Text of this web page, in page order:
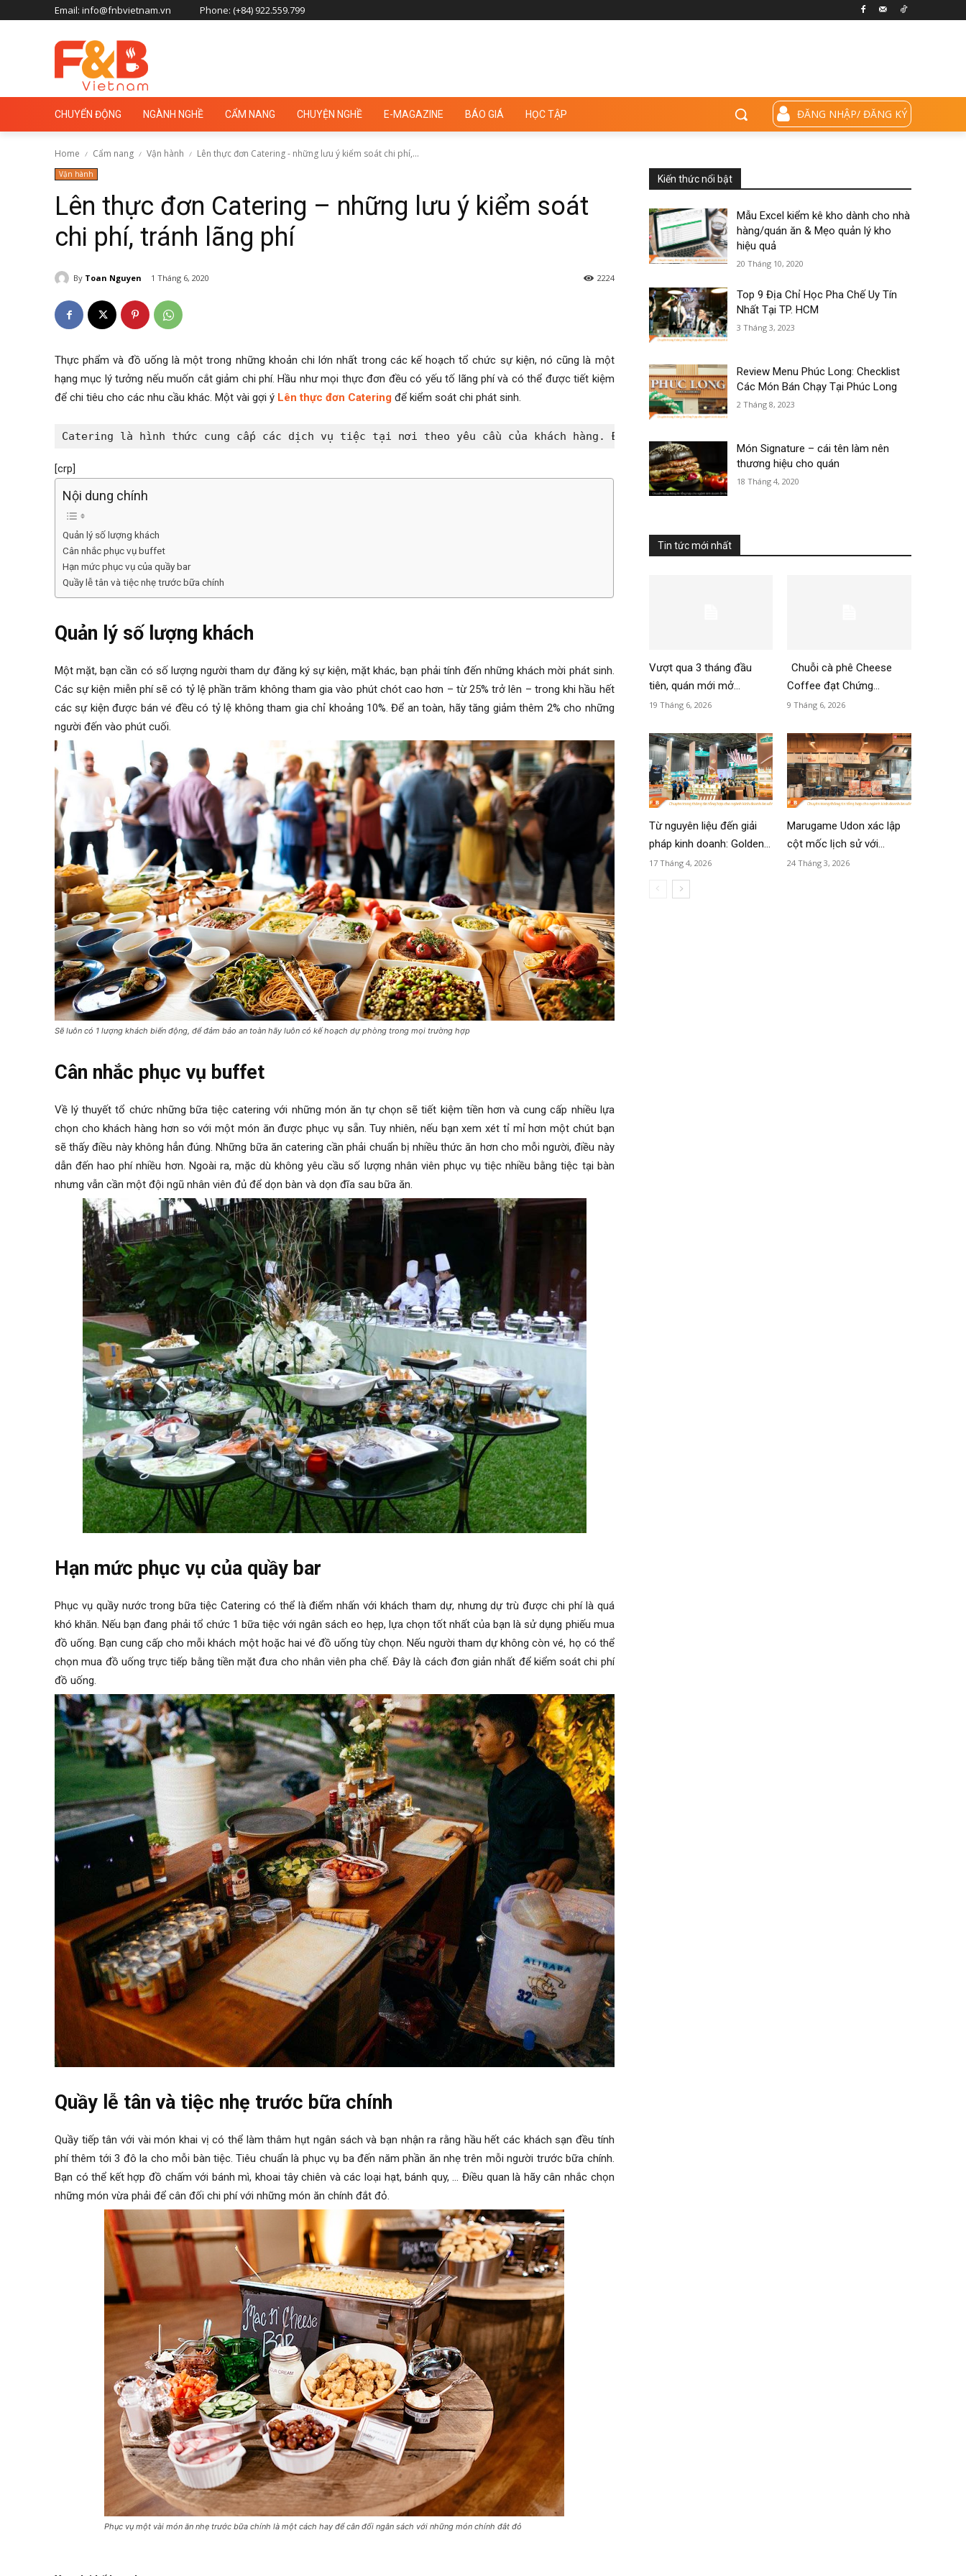
Email: info@fnbvietnam.vn Phone: (+84) 922.559.799
CHUYỂN ĐỘNG NGÀNH NGHỀ CẨM NANG CHUYỆN NGHỀ E-MAGAZINE BÁO GIÁ HỌC TẬP ĐĂNG NHẬP/ ĐĂNG KÝ
Home Cẩm nang Vận hành Lên thực đơn Catering - những lưu ý kiểm soát chi phí,...
Vận hành
Lên thực đơn Catering – những lưu ý kiểm soát
chi phí, tránh lãng phí
By Toan Nguyen 1 Tháng 6, 2020 2224
Thực phẩm và đồ uống là một trong những khoản chi lớn nhất trong các kế hoạch tổ chức sự kiện, nó cũng là một
hạng mục lý tưởng nếu muốn cắt giảm chi phí. Hầu như mọi thực đơn đều có yếu tố lãng phí và có thể được tiết kiệm
để chi tiêu cho các nhu cầu khác. Một vài gợi ý Lên thực đơn Catering để kiểm soát chi phát sinh.
Catering là hình thức cung cấp các dịch vụ tiệc tại nơi theo yêu cầu của khách hàng. Đó có thể là tiệc cưới, tiệc hội thảo, tiệc sự kiện,
[crp]
Nội dung chính
Quản lý số lượng khách
Cân nhắc phục vụ buffet
Hạn mức phục vụ của quầy bar
Quầy lễ tân và tiệc nhẹ trước bữa chính
Quản lý số lượng khách
Một mặt, bạn cần có số lượng người tham dự đăng ký sự kiện, mặt khác, bạn phải tính đến những khách mời phát sinh.
Các sự kiện miễn phí sẽ có tỷ lệ phần trăm không tham gia vào phút chót cao hơn – từ 25% trở lên – trong khi hầu hết
các sự kiện được bán vé đều có tỷ lệ không tham gia chỉ khoảng 10%. Để an toàn, hãy tăng giảm thêm 2% cho những
người đến vào phút cuối.
Sẽ luôn có 1 lượng khách biến động, để đảm bảo an toàn hãy luôn có kế hoạch dự phòng trong mọi trường hợp
Cân nhắc phục vụ buffet
Về lý thuyết tổ chức những bữa tiệc catering với những món ăn tự chọn sẽ tiết kiệm tiền hơn và cung cấp nhiều lựa
chọn cho khách hàng hơn so với một món ăn được phục vụ sẵn. Tuy nhiên, nếu bạn xem xét tỉ mỉ hơn một chút bạn
sẽ thấy điều này không hẳn đúng. Những bữa ăn catering cần phải chuẩn bị nhiều thức ăn hơn cho mỗi người, điều này
dẫn đến hao phí nhiều hơn. Ngoài ra, mặc dù không yêu cầu số lượng nhân viên phục vụ tiệc nhiều bằng tiệc tại bàn
nhưng vẫn cần một đội ngũ nhân viên đủ để dọn bàn và dọn đĩa sau bữa ăn.
Hạn mức phục vụ của quầy bar
Phục vụ quầy nước trong bữa tiệc Catering có thể là điểm nhấn với khách tham dự, nhưng dự trù được chi phí là quá
khó khăn. Nếu bạn đang phải tổ chức 1 bữa tiệc với ngân sách eo hẹp, lựa chọn tốt nhất của bạn là sử dụng phiếu mua
đồ uống. Bạn cung cấp cho mỗi khách một hoặc hai vé đồ uống tùy chọn. Nếu người tham dự không còn vé, họ có thể
chọn mua đồ uống trực tiếp bằng tiền mặt đưa cho nhân viên pha chế. Đây là cách đơn giản nhất để kiểm soát chi phí
đồ uống.
Quầy lễ tân và tiệc nhẹ trước bữa chính
Quầy tiếp tân với vài món khai vị có thể làm thâm hụt ngân sách và bạn nhận ra rằng hầu hết các khách sạn đều tính
phí thêm tới 3 đô la cho mỗi bàn tiệc. Tiêu chuẩn là phục vụ ba đến năm phần ăn nhẹ trên mỗi người trước bữa chính.
Bạn có thể kết hợp đồ chấm với bánh mì, khoai tây chiên và các loại hạt, bánh quy, … Điều quan là hãy cân nhắc chọn
những món vừa phải để cân đối chi phí với những món ăn chính đắt đỏ.
Phục vụ một vài món ăn nhẹ trước bữa chính là một cách hay để cân đối ngân sách với những món chính đắt đỏ
Kiến thức nổi bật
Mẫu Excel kiểm kê kho dành cho nhà
hàng/quán ăn & Mẹo quản lý kho
hiệu quả
20 Tháng 10, 2020
Top 9 Địa Chỉ Học Pha Chế Uy Tín
Nhất Tại TP. HCM
3 Tháng 3, 2023
Review Menu Phúc Long: Checklist
Các Món Bán Chạy Tại Phúc Long
2 Tháng 8, 2023
Món Signature – cái tên làm nên
thương hiệu cho quán
18 Tháng 4, 2020
Tin tức mới nhất
Vượt qua 3 tháng đầu
tiên, quán mới mở...
19 Tháng 6, 2026
Chuỗi cà phê Cheese
Coffee đạt Chứng...
9 Tháng 6, 2026
Từ nguyên liệu đến giải
pháp kinh doanh: Golden...
17 Tháng 4, 2026
Marugame Udon xác lập
cột mốc lịch sử với...
24 Tháng 3, 2026